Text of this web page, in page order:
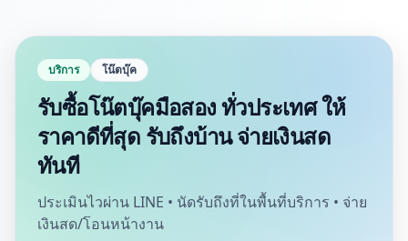
บริการ โน๊ตบุ๊ค
รับซื้อโน๊ตบุ๊คมือสอง ทั่วประเทศ ให้
ราคาดีที่สุด รับถึงบ้าน จ่ายเงินสด
ทันที
ประเมินไวผ่าน LINE • นัดรับถึงที่ในพื้นที่บริการ • จ่าย
เงินสด/โอนหน้างาน